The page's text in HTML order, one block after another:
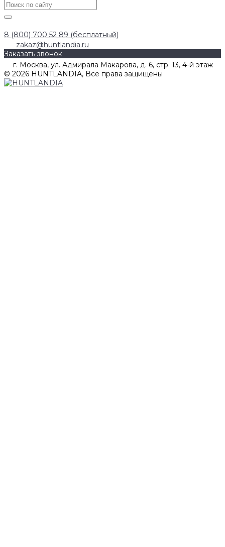
8 (800) 700 52 89 (бесплатный)
zakaz@huntlandia.ru
Заказать звонок
г. Москва, ул. Адмирала Макарова, д. 6, стр. 13, 4-й этаж
© 2026 HUNTLANDIA, Все права защищены